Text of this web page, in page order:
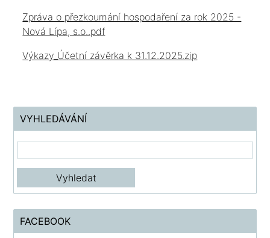
Zpráva o přezkoumání hospodaření za rok 2025 -
Nová Lípa, s.o..pdf
Výkazy_Účetní závěrka k 31.12.2025.zip
VYHLEDÁVÁNÍ
FACEBOOK